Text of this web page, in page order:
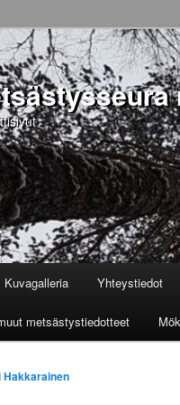
Kuvagalleria Yhteystiedot
metsästystiedotteet
Hakkarainen